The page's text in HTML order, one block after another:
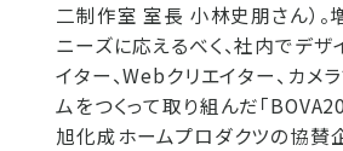
二制作室 室長 小林史朋さん）。
ニーズに応えるべく、社内でデザ
イター、Webクリエイター、カメ
ムをつくって取り組んだ「
旭化成ホームプロダクツの協賛